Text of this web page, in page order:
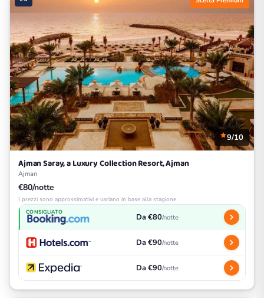
9/10
Ajman Saray, a Luxury Collection Resort, Ajman
Ajman
€80/notte
I prezzi sono approssimativi e variano in base alla stagione
CONSIGLIATO Da €80/notte
Da €90/notte
Da €90/notte